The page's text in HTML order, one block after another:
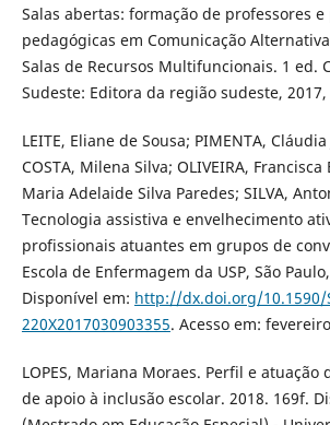
Salas abertas: formação de professores e
pedagógicas em Comunicação
Salas de Recursos Multifuncionais. 1 ed.
Sudeste: Editora da região sudeste, 2017,
LEITE, Eliane de Sousa; PIMENTA,
COSTA, Milena Silva; OLIVEIRA, Francisca
Maria Adelaide Silva Paredes; SILVA,
Tecnologia assistiva e envelhecimento
profissionais atuantes em grupos de
Escola de Enfermagem da USP, São
Disponível em: http://dx.doi.org/10.1590/
220X2017030903355. Acesso em:
LOPES, Mariana Moraes. Perfil e atuação
de apoio à inclusão escolar. 2018. 169f.